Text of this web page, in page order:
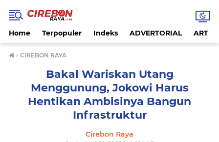
Home Terpopuler Indeks ADVERTORIAL
› CIREBON RAYA
Bakal Wariskan Utang
Menggunung, Jokowi Harus
Hentikan Ambisinya Bangun
Infrastruktur
Cirebon Raya